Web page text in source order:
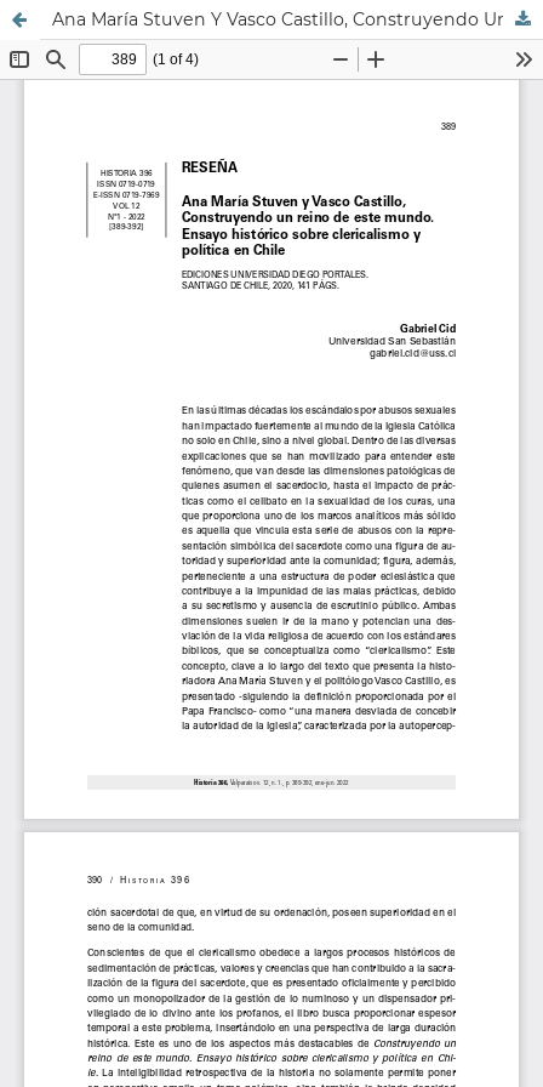
Ana María Stuven Y Vasco Castillo, Construyendo Un Reino De Este Mundo. Ensayo Histórico Sobre Clericalismo Y Política En Chile